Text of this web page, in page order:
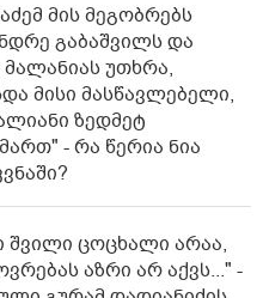
მის მეგობრებს
გაბაშვილს და
უთხრა,
მისი მასწავლებელი,
ზედმეტ
- რა წერია ნია
შვილი ცოცხალი არაა,
აზრი არ აქვს..." -